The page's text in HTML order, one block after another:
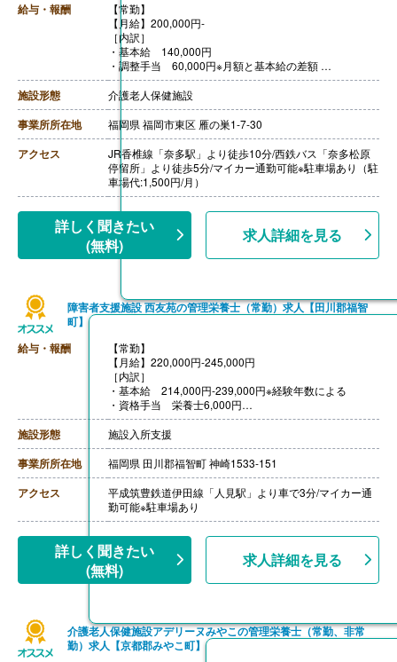
給与・報酬
【常勤】
【月給】200,000円-
［内訳］
・基本給 140,000円
・調整手当 60,000円※月額と基本給の差額
【賞与】なし
【通勤手当】あり（上限50,000円/月）
【昇給】あり（1月あたり1,000円-3,250円）※前年度実
績
【退職金】あり※勤続2年以上、共済加入
施設形態 介護老人保健施設
事業所所在地 福岡県 福岡市東区 雁の巣1-7-30
アクセス
JR香椎線「奈多駅」より徒歩10分/西鉄バス「奈多松原
停留所」より徒歩5分/マイカー通勤可能※駐車場あり（駐
車場代:1,500円/月）
詳しく聞きたい
(無料)
求人詳細を見る
障害者支援施設 西友苑の管理栄養士（常勤）求人【田川郡福智
町】
給与・報酬
【常勤】
【月給】220,000円-245,000円
［内訳］
・基本給 214,000円-239,000円※経験年数による
・資格手当 栄養士6,000円
［その他手当］
・職位（役職）手当
・永年勤続手当
【賞与】年2回（計1.80ヶ月分）※前年度実績
【通勤手当】あり（上限20,000円/月）
【昇給】あり（1月あたり2,000円-5,000円）※前年度実
績
【退職金】あり※勤続2年以上、共済加入
施設形態 施設入所支援
事業所所在地 福岡県 田川郡福智町 神崎1533-151
アクセス
平成筑豊鉄道伊田線「人見駅」より車で3分/マイカー通
勤可能※駐車場あり
詳しく聞きたい
(無料)
求人詳細を見る
介護老人保健施設アデリーヌみやこの管理栄養士（常勤、非常
勤）求人【京都郡みやこ町】